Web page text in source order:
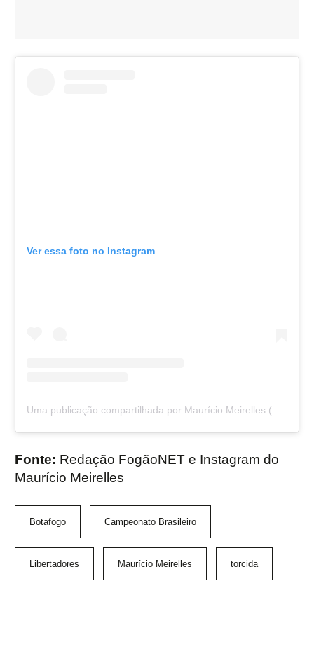
Ver essa foto no Instagram
Uma publicação compartilhada por Maurício Meirelles (@maumeirelles)
Fonte: Redação FogãoNET e Instagram do
Maurício Meirelles
Botafogo Campeonato Brasileiro
Libertadores Maurício Meirelles torcida